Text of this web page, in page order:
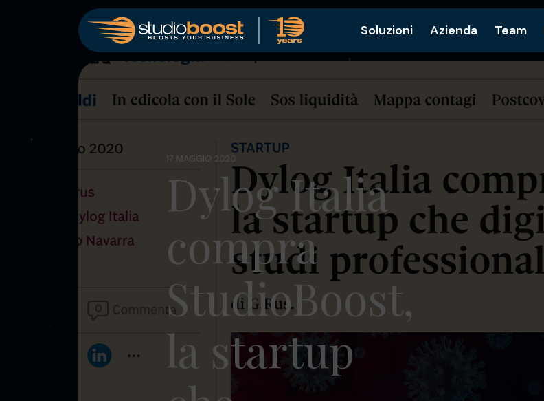
Soluzioni Azienda Team
17 MAGGIO 2020
Dylog Italia
compra
StudioBoost,
la startup